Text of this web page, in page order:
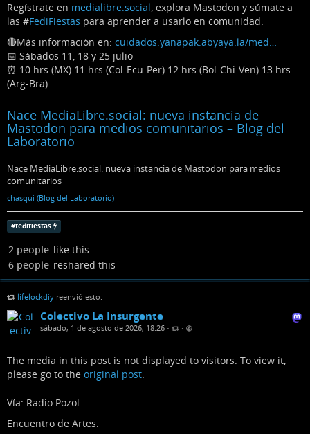
Regístrate en medialibre.social, explora Mastodon y súmate a
las #FediFiestas para aprender a usarlo en comunidad.
🔴Más información en: cuidados.yanapak.abyaya.la/med…
📅 Sábados 11, 18 y 25 julio
⏰ 10 hrs (MX) 11 hrs (Col-Ecu-Per) 12 hrs (Bol-Chi-Ven) 13 hrs
(Arg-Bra)
Nace MediaLibre.social: nueva instancia de
Mastodon para medios comunitarios – Blog del
Laboratorio
Nace MediaLibre.social: nueva instancia de Mastodon para medios
comunitarios
chasqui (Blog del Laboratorio)
#fedifiestas
2 people like this
6 people reshared this
lifelockdiy reenvió esto.
Colectivo La Insurgente
sábado, 1 de agosto de 2026, 18:26 • •
The media in this post is not displayed to visitors. To view it,
please go to the original post
Vía: Radio Pozol
Encuentro de Artes.